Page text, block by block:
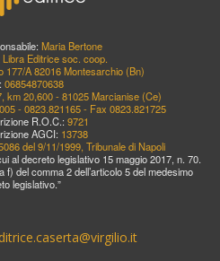
Maria Bertone
Libra Editrice soc. coop.
177/A 82016 Montesarchio (Bn)
06854870638
km 20,600 - 81025 Marcianise (Ce)
- 0823.821165 - Fax 0823.821725
R.O.C.: 9721
AGCI: 13738
del 9/11/1999, Tribunale di Napoli
al decreto legislativo 15 maggio 2017, n. 70.
del comma 2 dell’articolo 5 del medesimo
legislativo.”